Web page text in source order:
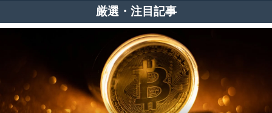
厳選・注目記事